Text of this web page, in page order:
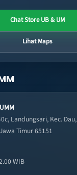
Chat Store UB & UM
Lihat Maps
Landungsari, Kec. Dau,
Timur 65151
WIB